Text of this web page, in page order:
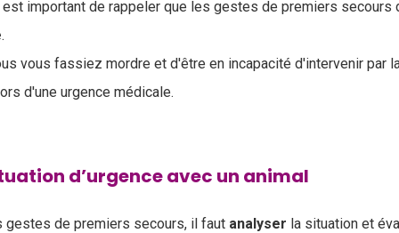
important de rappeler que les gestes de premiers secours
.
vous fassiez mordre et d'être en incapacité d'intervenir par
d'une urgence médicale.
d’urgence avec un animal
gestes de premiers secours, il faut analyser la situation et